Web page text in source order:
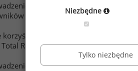
do wynagradzania
sprzedaży
korzyści z pracy. Polski
Rewards
do wynagradzania
Niezbędne
Tylko niezbędne